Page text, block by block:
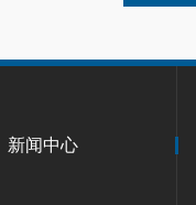
新闻中心